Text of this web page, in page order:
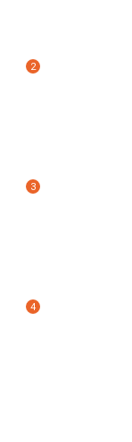
2
3
4